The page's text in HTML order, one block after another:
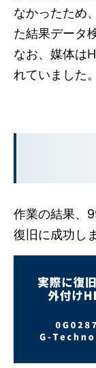
なかったため
た結果データ
なお、媒体は
れていました。
作業の結果、
復旧に成功し